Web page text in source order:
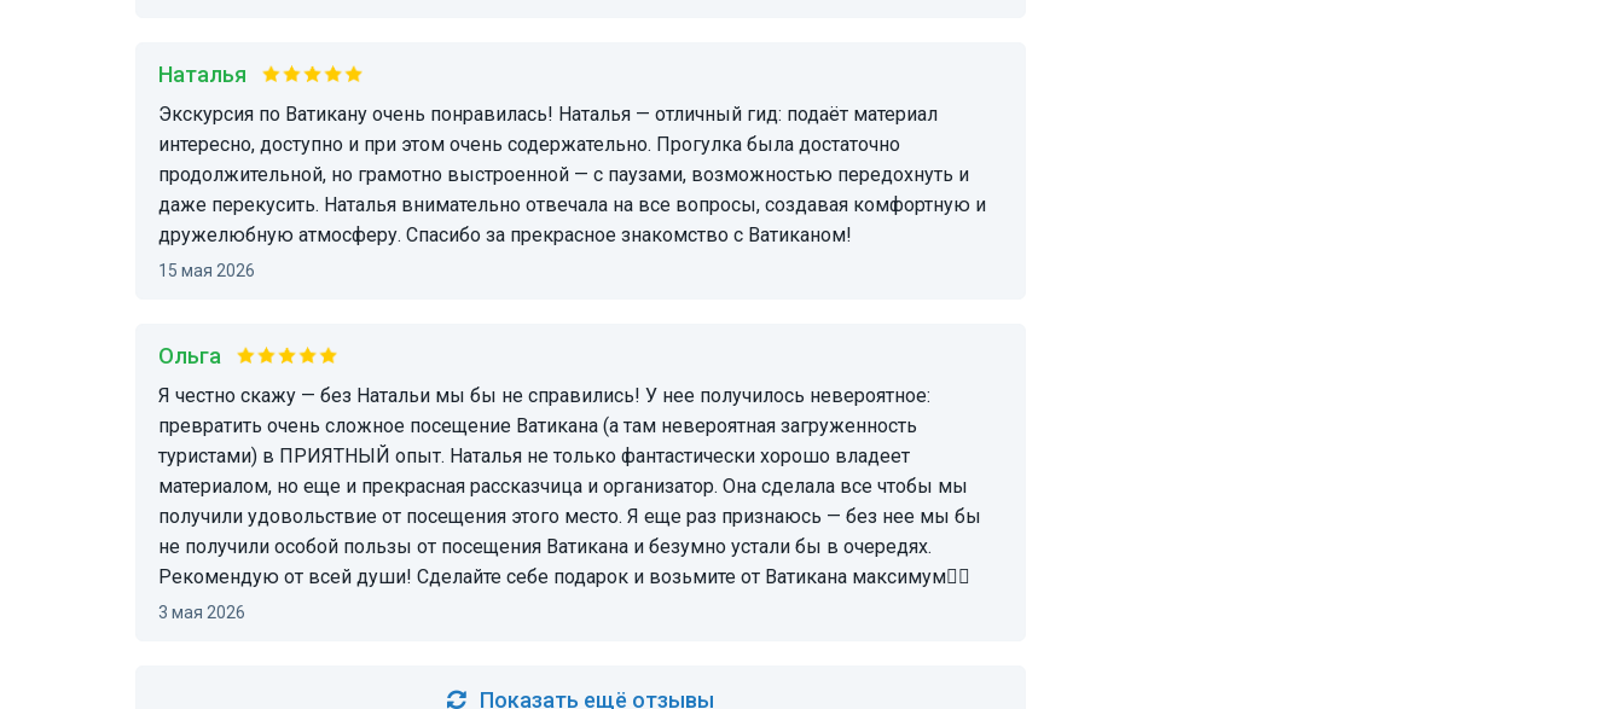
Наталья
Экскурсия по Ватикану очень понравилась! Наталья — отличный гид: подаёт материал
интересно, доступно и при этом очень содержательно. Прогулка была достаточно
продолжительной, но грамотно выстроенной — с паузами, возможностью передохнуть и
даже перекусить. Наталья внимательно отвечала на все вопросы, создавая комфортную и
дружелюбную атмосферу. Спасибо за прекрасное знакомство с Ватиканом!
15 мая 2026
Ольга
Я честно скажу — без Натальи мы бы не справились! У нее получилось невероятное:
превратить очень сложное посещение Ватикана (а там невероятная загруженность
туристами) в ПРИЯТНЫЙ опыт. Наталья не только фантастически хорошо владеет
материалом, но еще и прекрасная рассказчица и организатор. Она сделала все чтобы мы
получили удовольствие от посещения этого место. Я еще раз признаюсь — без нее мы бы
не получили особой пользы от посещения Ватикана и безумно устали бы в очередях.
Рекомендую от всей души! Сделайте себе подарок и возьмите от Ватикана максимум👍🏻
3 мая 2026
Показать ещё отзывы